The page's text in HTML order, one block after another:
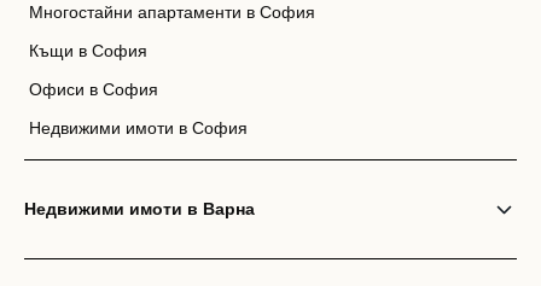
Многостайни апартаменти в София
Къщи в София
Офиси в София
Недвижими имоти в София
Недвижими имоти в Варна